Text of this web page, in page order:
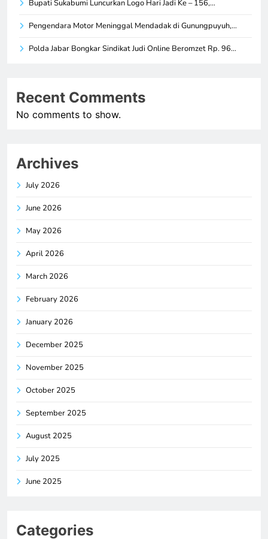
Bupati Sukabumi Luncurkan Logo Hari Jadi Ke – 156,…
Pengendara Motor Meninggal Mendadak di Gunungpuyuh,…
Polda Jabar Bongkar Sindikat Judi Online Beromzet Rp. 96…
Recent Comments
No comments to show.
Archives
July 2026
June 2026
May 2026
April 2026
March 2026
February 2026
January 2026
December 2025
November 2025
October 2025
September 2025
August 2025
July 2025
June 2025
Categories